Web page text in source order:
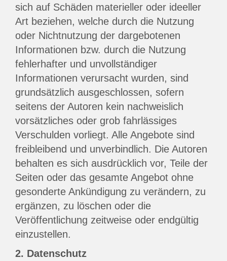
sich auf Schäden materieller oder ideeller
Art beziehen, welche durch die Nutzung
oder Nichtnutzung der dargebotenen
Informationen bzw. durch die Nutzung
fehlerhafter und unvollständiger
Informationen verursacht wurden, sind
grundsätzlich ausgeschlossen, sofern
seitens der Autoren kein nachweislich
vorsätzliches oder grob fahrlässiges
Verschulden vorliegt. Alle Angebote sind
freibleibend und unverbindlich. Die Autoren
behalten es sich ausdrücklich vor, Teile der
Seiten oder das gesamte Angebot ohne
gesonderte Ankündigung zu verändern, zu
ergänzen, zu löschen oder die
Veröffentlichung zeitweise oder endgültig
einzustellen.
2. Datenschutz